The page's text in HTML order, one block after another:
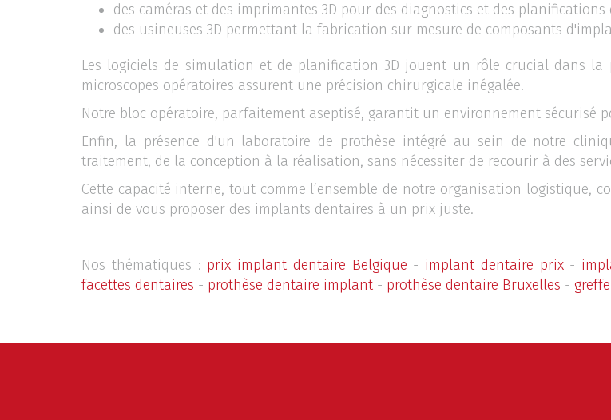
des caméras et des imprimantes 3D pour des diagnostics et des
des usineuses 3D permettant la fabrication sur mesure de composants
Les logiciels de simulation et de planification 3D jouent un rôle crucial dans
microscopes opératoires assurent une précision chirurgicale inégalée.
Notre bloc opératoire, parfaitement aseptisé, garantit un environnement sécurisé
Enfin, la présence d'un laboratoire de prothèse intégré au sein de notre
traitement, de la conception à la réalisation, sans nécessiter de recourir à des
Cette capacité interne, tout comme l’ensemble de notre organisation logistique,
ainsi de vous proposer des implants dentaires à un prix juste.
Nos thématiques : prix implant dentaire Belgique - implant dentaire prix-
facettes dentaires - prothèse dentaire implant - prothèse dentaire Bruxelles -